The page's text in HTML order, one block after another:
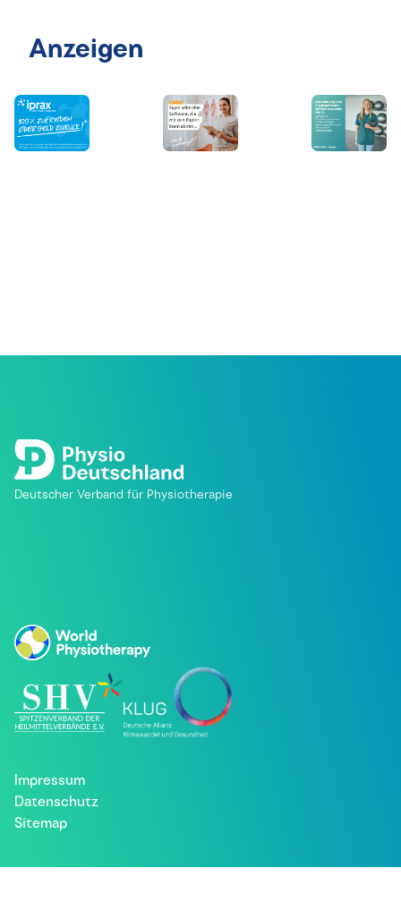
Anzeigen
Deutscher Verband für Physiotherapie
Impressum
Datenschutz
Sitemap